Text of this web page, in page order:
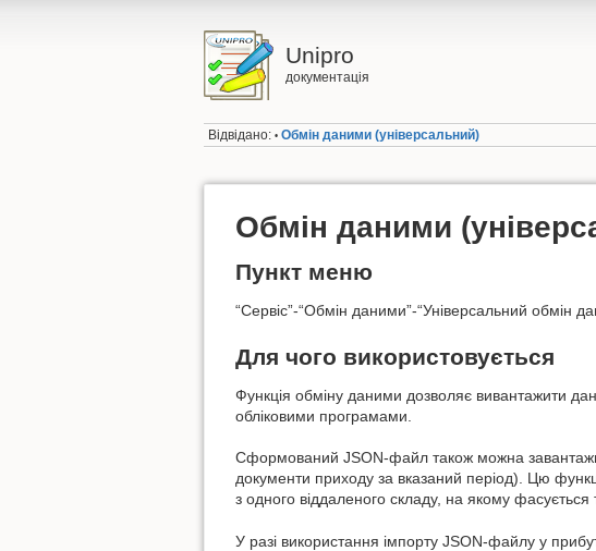
Unipro
документація
Відвідано: • Обмін даними (універсальний)
Обмін даними
Пункт меню
“Сервіс”-“Обмін даними”-“Універсальний обмін
Для чого використовується
Функція обміну даними дозволяє вивантажити
обліковими програмами.
Сформований JSON-файл також можна
документи приходу за вказаний період). Цю
з одного віддаленого складу, на якому
У разі використання імпорту JSON-файлу у